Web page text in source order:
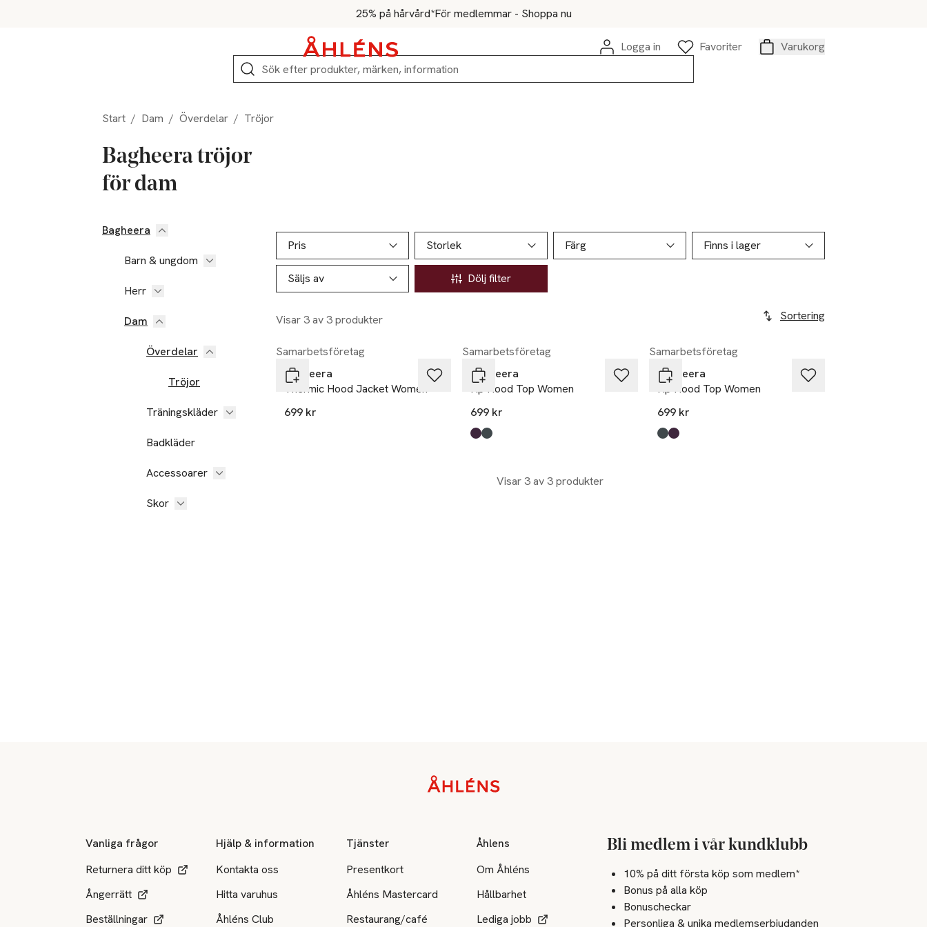
25% på hårvård*För medlemmar - Shoppa nu
Logga in
Favoriter
Varukorg
Sök
Start / Dam / Överdelar / Tröjor
Bagheera tröjor
för dam
Hoppa till produktsidan
Bagheera
Barn & ungdom
Herr
Dam
Överdelar
Tröjor
Träningskläder
Badkläder
Accessoarer
Skor
Hoppa till produktsidan
Pris
Storlek Färg Finns i lager
Säljs av Dölj filter
Visar 3 av 3 produkter Sortering
Lista över produkter
Samarbetsföretag
Bagheera
Thermic Hood Jacket Women
699 kr
Samarbetsföretag
Bagheera
Hp Hood Top Women
699 kr
Produkten finns i färgerna:
burgundy/black
dark grey
Samarbetsföretag
Bagheera
Hp Hood Top Women
699 kr
Produkten finns i färgerna:
dark grey
burgundy/black
Visar 3 av 3 produkter
Vanliga frågor
Returnera ditt köp
Ångerrätt
Beställningar
Hjälp & information
Kontakta oss
Hitta varuhus
Åhléns Club
Tjänster
Presentkort
Åhléns Mastercard
Restaurang/café
Åhlens
Om Åhléns
Hållbarhet
Lediga jobb
Bli medlem i vår kundklubb
10% på ditt första köp som medlem*
Bonus på alla köp
Bonuscheckar
Personliga & unika medlemserbjudanden